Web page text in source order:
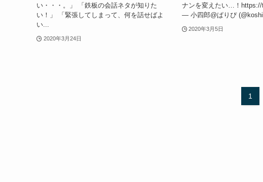
い・・・。」 「鉄板の会話ネタが知りた
い！」 「緊張してしまって、何を話せばよ
い...
2020年3月24日
ナンを変えたい…！https://
— 小四郎@ぱりぴ
2020年3月5日
1